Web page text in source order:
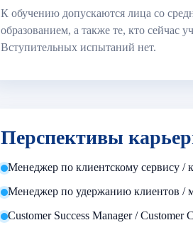
К обучению допускаются лица со
образованием, а также те, кто
Вступительных испытаний нет.
Перспективы
Менеджер по клиентскому сервису /
Менеджер по удержанию клиентов /
Customer Success Manager / Customer